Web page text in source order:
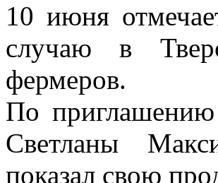
10 июня
случаю в
фермеров.
По
Светланы
показал свою